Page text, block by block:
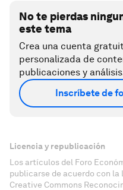
No te pierdas
este tema
Crea una cuenta
personalizada de
publicaciones y
Inscríbete de
Licencia y republicación
Los artículos del Foro
publicarse de acuerdo con
Creative Commons